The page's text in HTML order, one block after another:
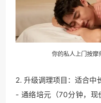
你的私人上门按摩
2. 升级调理项目：适合中
- 通络培元（70分钟，